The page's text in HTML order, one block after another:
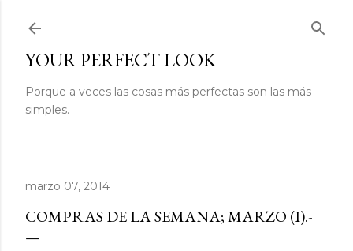
YOUR PERFECT LOOK
Porque a veces las cosas más perfectas son las más
simples.
marzo 07, 2014
COMPRAS DE LA SEMANA; MARZO (I).-